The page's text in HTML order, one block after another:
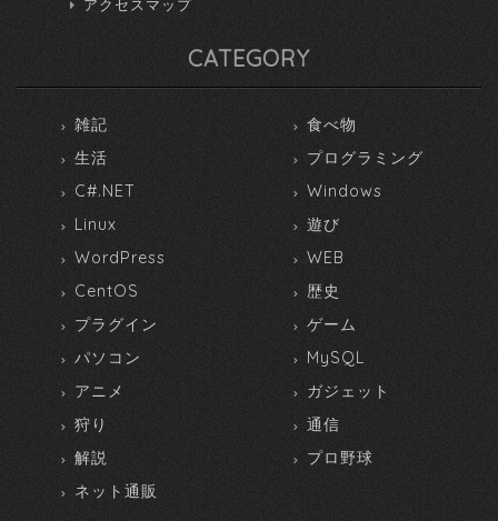
アクセスマップ
CATEGORY
雑記
食べ物
生活
プログラミング
C#.NET
Windows
Linux
遊び
WordPress
WEB
CentOS
歴史
プラグイン
ゲーム
パソコン
MySQL
アニメ
ガジェット
狩り
通信
解説
プロ野球
ネット通販